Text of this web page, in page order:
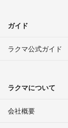
ガイド
ラクマ公式ガイド
ラクマについて
会社概要